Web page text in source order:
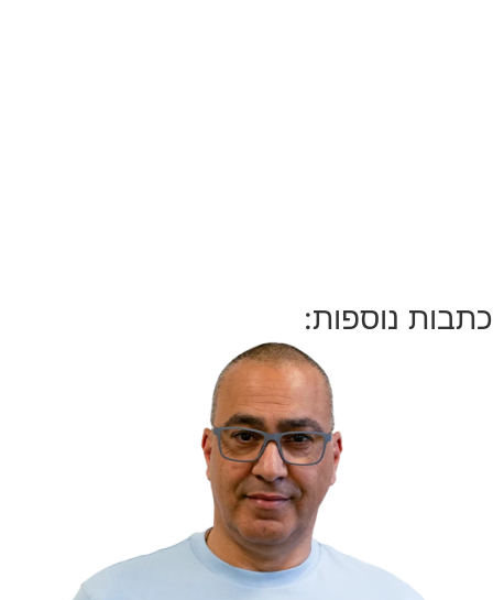
כתבות נוספות: